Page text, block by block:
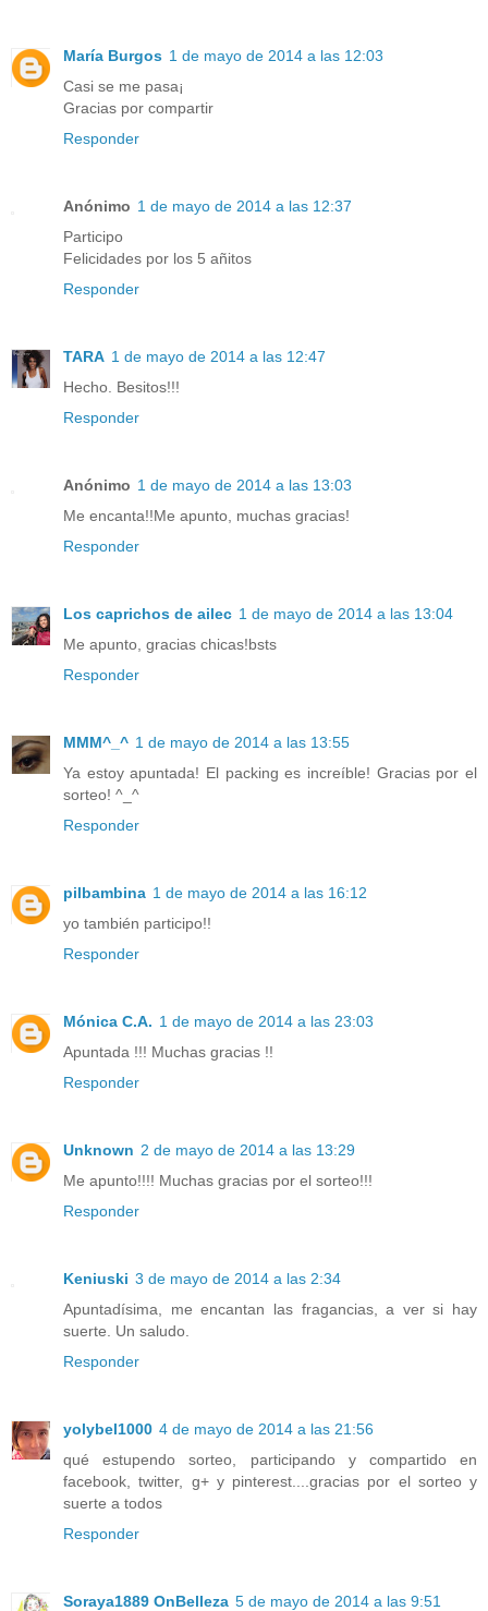
María Burgos 1 de mayo de 2014 a las 12:03
Casi se me pasa¡
Gracias por compartir
Responder
Anónimo 1 de mayo de 2014 a las 12:37
Participo
Felicidades por los 5 añitos
Responder
TARA 1 de mayo de 2014 a las 12:47
Hecho. Besitos!!!
Responder
Anónimo 1 de mayo de 2014 a las 13:03
Me encanta!!Me apunto, muchas gracias!
Responder
Los caprichos de ailec 1 de mayo de 2014 a las 13:04
Me apunto, gracias chicas!bsts
Responder
MMM^_^ 1 de mayo de 2014 a las 13:55
Ya estoy apuntada! El packing es increíble! Gracias por el
sorteo! ^_^
Responder
pilbambina 1 de mayo de 2014 a las 16:12
yo también participo!!
Responder
Mónica C.A. 1 de mayo de 2014 a las 23:03
Apuntada !!! Muchas gracias !!
Responder
Unknown 2 de mayo de 2014 a las 13:29
Me apunto!!!! Muchas gracias por el sorteo!!!
Responder
Keniuski 3 de mayo de 2014 a las 2:34
Apuntadísima, me encantan las fragancias, a ver si hay
suerte. Un saludo.
Responder
yolybel1000 4 de mayo de 2014 a las 21:56
qué estupendo sorteo, participando y compartido en
facebook, twitter, g+ y pinterest....gracias por el sorteo y
suerte a todos
Responder
Soraya1889 OnBelleza 5 de mayo de 2014 a las 9:51